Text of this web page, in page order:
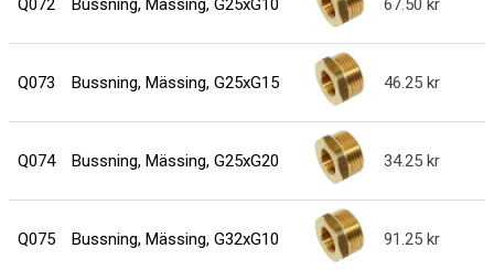
Q072 Bussning, Mässing, G25xG10 67.50
Q073 Bussning, Mässing, G25xG15 46.25
Q074 Bussning, Mässing, G25xG20 34.25
Q075 Bussning, Mässing, G32xG10 91.25